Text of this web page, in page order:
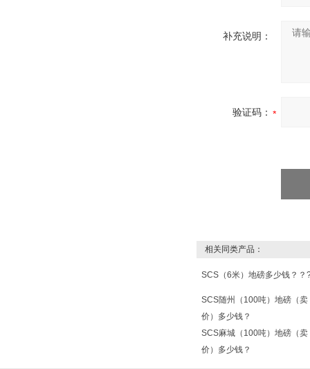
补充说明：
验证码：
相关同类产品：
SCS（6米）地磅多少钱？？
SCS随州（100吨）地磅（卖
价）多少钱？
SCS麻城（100吨）地磅（卖
价）多少钱？